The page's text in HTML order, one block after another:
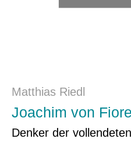
Matthias Riedl
Joachim von Fiore
Denker der